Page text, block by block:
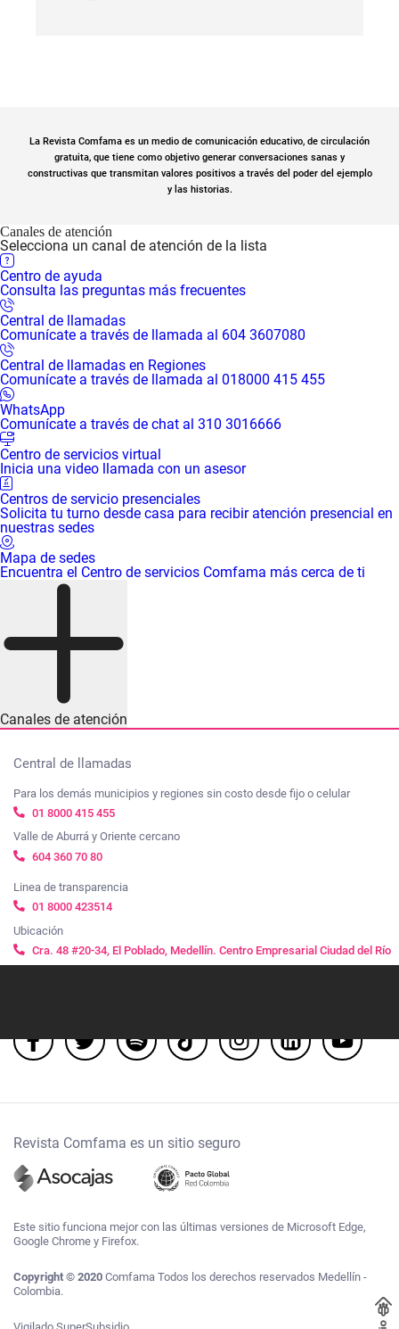
La Revista Comfama es un medio de comunicación educativo, de circulación
gratuita, que tiene como objetivo generar conversaciones sanas y
constructivas que transmitan valores positivos a través del poder del ejemplo
y las historias.
Canales de atención
Selecciona un canal de atención de la lista
Centro de ayuda
Consulta las preguntas más frecuentes
Central de llamadas
Comunícate a través de llamada al 604 3607080
Central de llamadas en Regiones
Comunícate a través de llamada al 018000 415 455
WhatsApp
Comunícate a través de chat al 310 3016666
Centro de servicios virtual
Inicia una video llamada con un asesor
Centros de servicio presenciales
Solicita tu turno desde casa para recibir atención presencial en
nuestras sedes
Mapa de sedes
Encuentra el Centro de servicios Comfama más cerca de ti
Canales de atención
Central de llamadas
Para los demás municipios y regiones sin costo desde fijo o celular
01 8000 415 455
Valle de Aburrá y Oriente cercano
604 360 70 80
Linea de transparencia
01 8000 423514
Ubicación
Cra. 48 #20-34, El Poblado, Medellín. Centro Empresarial Ciudad del Río
Revista Comfama es un sitio seguro
Este sitio funciona mejor con las últimas versiones de Microsoft Edge,
Google Chrome y Firefox.
Copyright © 2020 Comfama Todos los derechos reservados Medellín -
Colombia.